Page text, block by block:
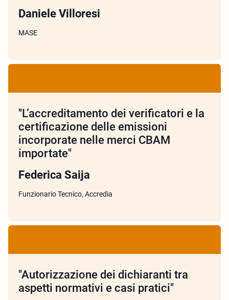
Daniele Villoresi
MASE
"L’accreditamento dei verificatori e la
certificazione delle emissioni
incorporate nelle merci CBAM
importate"
Federica Saija
Funzionario Tecnico, Accredia
"Autorizzazione dei dichiaranti tra
aspetti normativi e casi pratici"